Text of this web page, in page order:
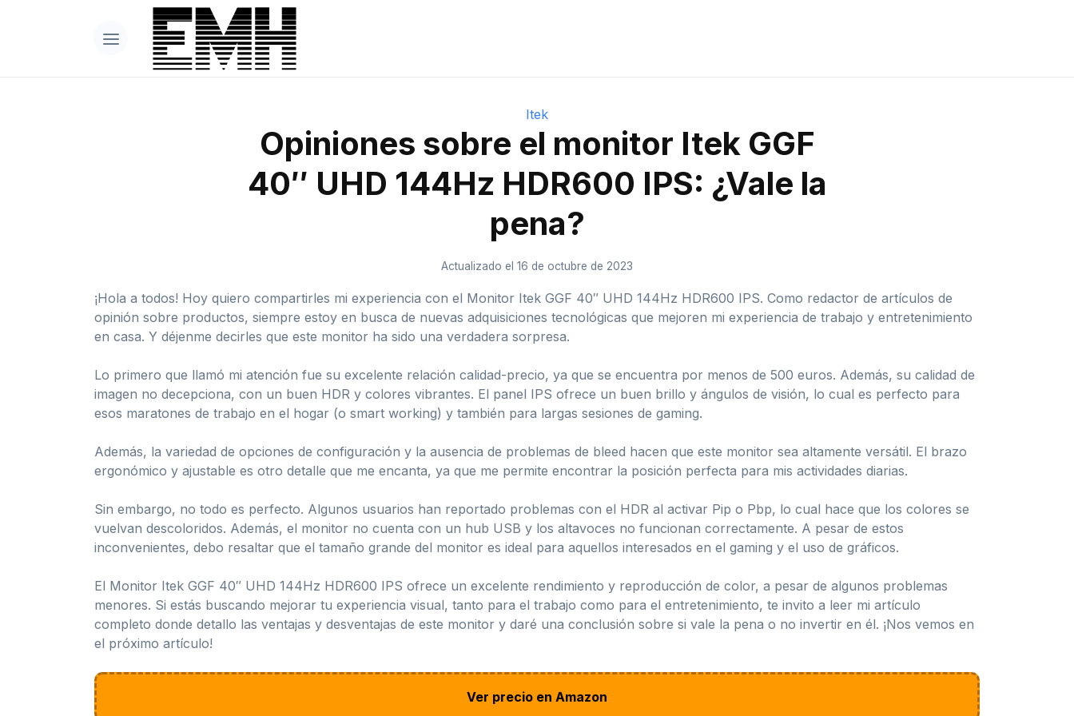
Itek
Opiniones sobre el monitor Itek GGF
40″ UHD 144Hz HDR600 IPS: ¿Vale la
pena?
Actualizado el 16 de octubre de 2023
¡Hola a todos! Hoy quiero compartirles mi experiencia con el Monitor Itek GGF 40″ UHD 144Hz HDR600 IPS. Como redactor de artículos de
opinión sobre productos, siempre estoy en busca de nuevas adquisiciones tecnológicas que mejoren mi experiencia de trabajo y entretenimiento
en casa. Y déjenme decirles que este monitor ha sido una verdadera sorpresa.
Lo primero que llamó mi atención fue su excelente relación calidad-precio, ya que se encuentra por menos de 500 euros. Además, su calidad de
imagen no decepciona, con un buen HDR y colores vibrantes. El panel IPS ofrece un buen brillo y ángulos de visión, lo cual es perfecto para
esos maratones de trabajo en el hogar (o smart working) y también para largas sesiones de gaming.
Además, la variedad de opciones de configuración y la ausencia de problemas de bleed hacen que este monitor sea altamente versátil. El brazo
ergonómico y ajustable es otro detalle que me encanta, ya que me permite encontrar la posición perfecta para mis actividades diarias.
Sin embargo, no todo es perfecto. Algunos usuarios han reportado problemas con el HDR al activar Pip o Pbp, lo cual hace que los colores se
vuelvan descoloridos. Además, el monitor no cuenta con un hub USB y los altavoces no funcionan correctamente. A pesar de estos
inconvenientes, debo resaltar que el tamaño grande del monitor es ideal para aquellos interesados en el gaming y el uso de gráficos.
El Monitor Itek GGF 40″ UHD 144Hz HDR600 IPS ofrece un excelente rendimiento y reproducción de color, a pesar de algunos problemas
menores. Si estás buscando mejorar tu experiencia visual, tanto para el trabajo como para el entretenimiento, te invito a leer mi artículo
completo donde detallo las ventajas y desventajas de este monitor y daré una conclusión sobre si vale la pena o no invertir en él. ¡Nos vemos en
el próximo artículo!
Ver precio en Amazon